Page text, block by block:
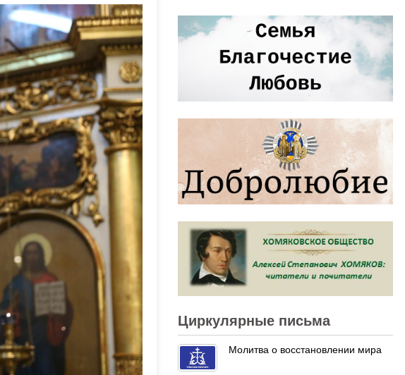
Циркулярные письма
Молитва о восстановлении мира